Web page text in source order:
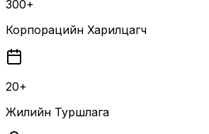
300+
Корпорацийн Харилцагч
20+
Жилийн Туршлага